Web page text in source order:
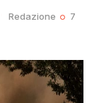
Redazione
7